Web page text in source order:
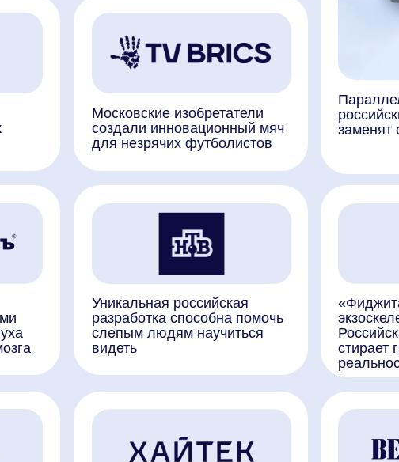
экзоскелеты,
стирает границы
реальности
Московские изобретатели
создали инновационный мяч
для незрячих футболистов
Уникальная российская
разработка способна помочь
слепым людям научиться
видеть
заменят органы
Мир на ощупь: навигация
для незрячих, «переводчик»
для диалогов с глухими
и заменители глаз
Проект
для слепых будут
на Дальнем Востоке